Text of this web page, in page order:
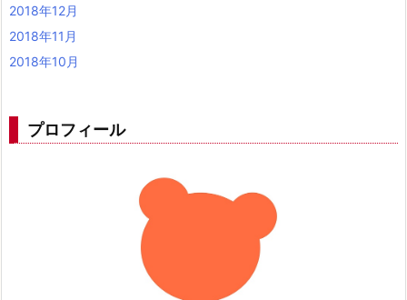
2018年12月
2018年11月
2018年10月
プロフィール